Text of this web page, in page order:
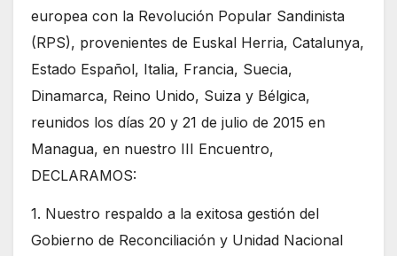
europea con la Revolución Popular Sandinista
(RPS), provenientes de Euskal Herria, Catalunya,
Estado Español, Italia, Francia, Suecia,
Dinamarca, Reino Unido, Suiza y Bélgica,
reunidos los días 20 y 21 de julio de 2015 en
Managua, en nuestro III Encuentro,
DECLARAMOS:
1. Nuestro respaldo a la exitosa gestión del
Gobierno de Reconciliación y Unidad Nacional